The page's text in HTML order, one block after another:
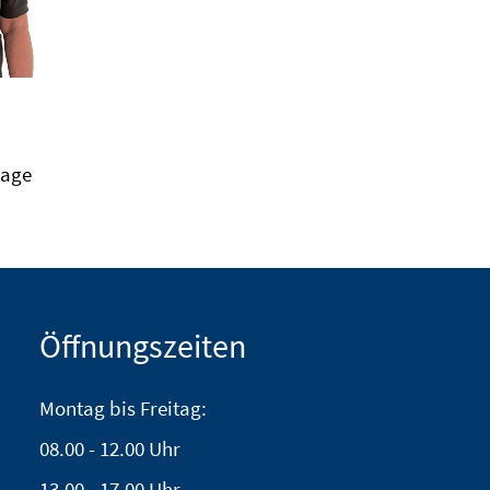
Öffnungszeiten
Montag bis Freitag:
08.00 - 12.00 Uhr